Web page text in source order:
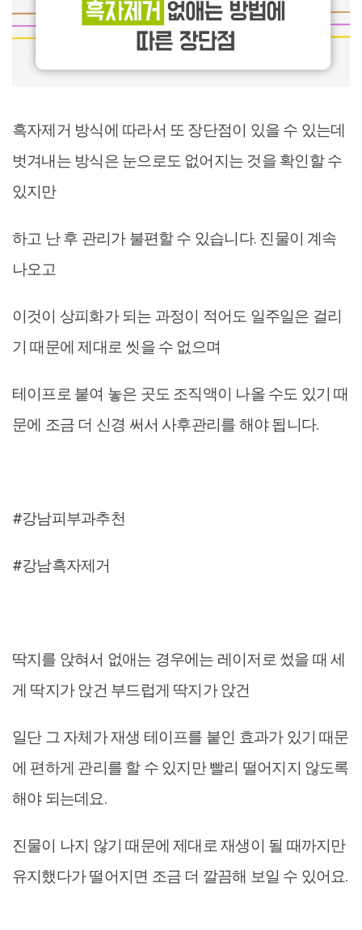
흑자제거 방식에 따라서 또 장단점이 있을 수 있는데
벗겨내는 방식은 눈으로도 없어지는 것을 확인할 수
있지만
하고 난 후 관리가 불편할 수 있습니다. 진물이 계속
나오고
이것이 상피화가 되는 과정이 적어도 일주일은 걸리
기 때문에 제대로 씻을 수 없으며
테이프로 붙여 놓은 곳도 조직액이 나올 수도 있기 때
문에 조금 더 신경 써서 사후관리를 해야 됩니다.
#강남피부과추천
#강남흑자제거
딱지를 앉혀서 없애는 경우에는 레이저로 썼을 때 세
게 딱지가 앉건 부드럽게 딱지가 앉건
일단 그 자체가 재생 테이프를 붙인 효과가 있기 때문
에 편하게 관리를 할 수 있지만 빨리 떨어지지 않도록
해야 되는데요.
진물이 나지 않기 때문에 제대로 재생이 될 때까지만
유지했다가 떨어지면 조금 더 깔끔해 보일 수 있어요.